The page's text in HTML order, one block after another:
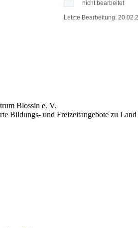
Blossin e. V.
Bildungs- und Freizeitangebote zu